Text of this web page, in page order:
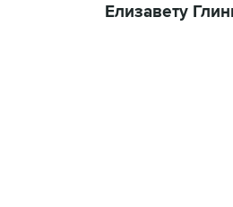
Елизавету